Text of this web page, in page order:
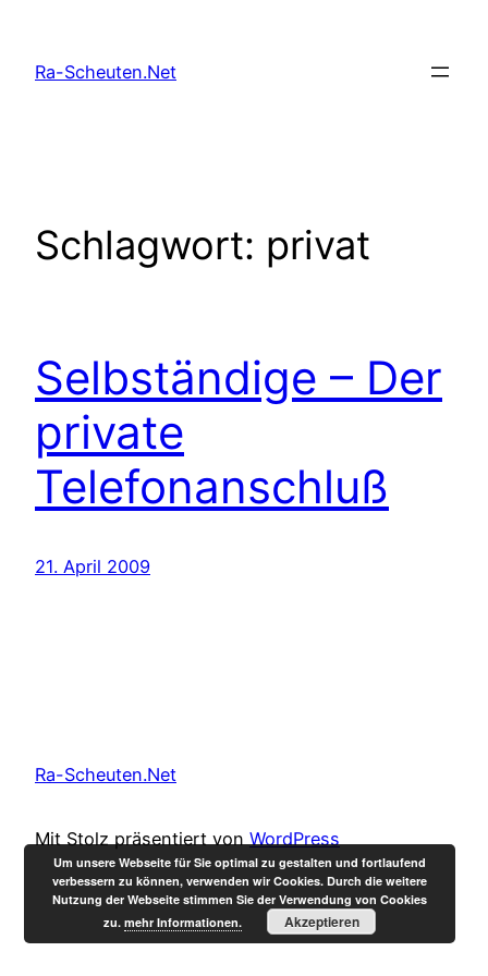
springen
Ra-Scheuten.Net
Schlagwort: privat
Selbständige – Der
private
Telefonanschluß
21. April 2009
Ra-Scheuten.Net
Mit Stolz präsentiert von WordPress
Um unsere Webseite für Sie optimal zu gestalten und fortlaufend
verbessern zu können, verwenden wir Cookies. Durch die weitere
Nutzung der Webseite stimmen Sie der Verwendung von Cookies
zu.mehr Informationen. Akzeptieren